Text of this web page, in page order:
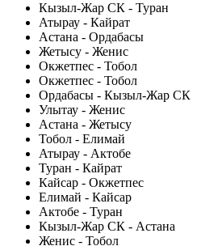
Кызыл-Жар СК - Туран
Атырау - Кайрат
Астана - Ордабасы
Жетысу - Женис
Окжетпес - Тобол
Окжетпес - Тобол
Ордабасы - Кызыл-Жар СК
Улытау - Женис
Астана - Жетысу
Тобол - Елимай
Атырау - Актобе
Туран - Кайрат
Кайсар - Окжетпес
Елимай - Кайсар
Актобе - Туран
Кызыл-Жар СК - Астана
Женис - Тобол